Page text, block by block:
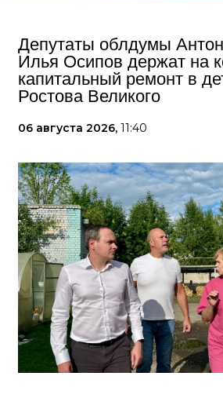
Депутаты облдумы
Илья Осипов держат на
капитальный ремонт в
Ростова Великого
06 августа 2026, 11:40